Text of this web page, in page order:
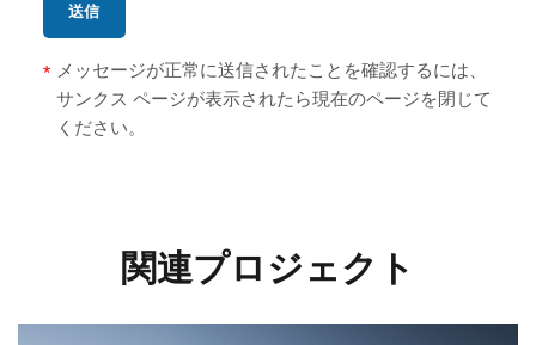
送信
* メッセージが正常に送信されたことを確認するには、
サンクス ページが表示されたら現在のページを閉じて
ください。
関連プロジェクト